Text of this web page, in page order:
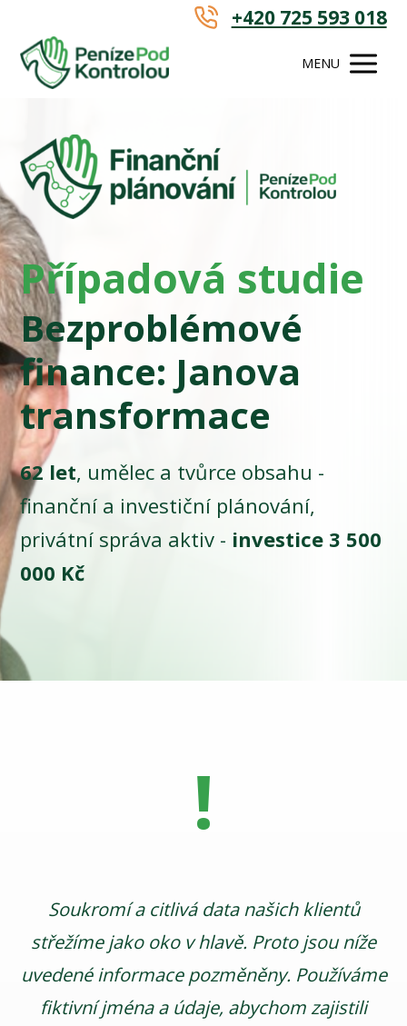
+420 725 593 018
MENU
Případová studie
Bezproblémové
finance: Janova
transformace
62 let, umělec a tvůrce obsahu -
finanční a investiční plánování,
privátní správa aktiv - investice 3 500
000 Kč
!
Soukromí a citlivá data našich klientů
střežíme jako oko v hlavě. Proto jsou níže
uvedené informace pozměněny. Používáme
fiktivní jména a údaje, abychom zajistili